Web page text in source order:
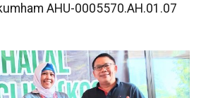
AHU-0005570.AH.01.07